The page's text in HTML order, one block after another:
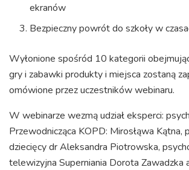
ekranów
Bezpieczny powrót do szkoły w
Wyłonione spośród 10 kategorii
gry i zabawki produkty i miejsca zostaną
omówione przez uczestników webinaru.
W webinarze wezmą udział eksperci:
Przewodnicząca KOPD: Mirosłąwa Kątna,
dziecięcy dr Aleksandra Piotrowska,
telewizyjna Superniania Dorota Zawadzka